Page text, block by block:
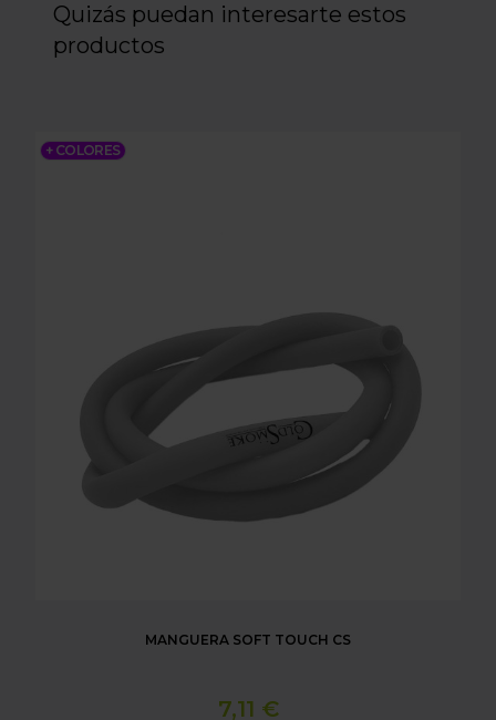
Quizás puedan interesarte estos
productos
+ COLORES
MANGUERA SOFT TOUCH CS
MANGUERA SOFT TOUCH CS
7,11 €